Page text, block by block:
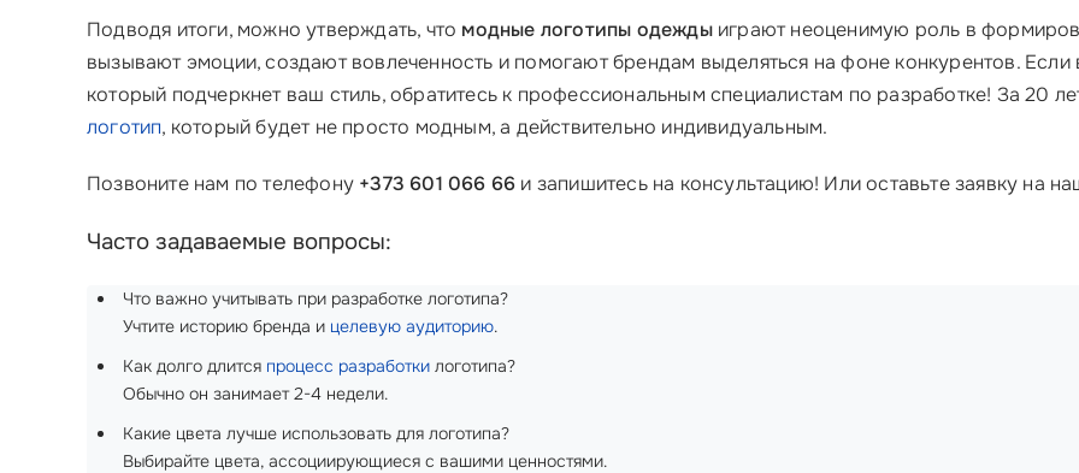
Подводя итоги, можно утверждать, что модные логотипы одеждыиграют неоценимую роль в
вызывают эмоции, создают вовлеченность и помогают брендам выделяться на фоне конкурентов. Если
который подчеркнет ваш стиль, обратитесь к профессиональным специалистам по разработке! За 20
логотип, который будет не просто модным, а действительно индивидуальным.
Позвоните нам по телефону +373 601 066 66 и запишитесь на консультацию! Или оставьте заявку на
Часто задаваемые вопросы:
Что важно учитывать при разработке логотипа?
Учтите историю бренда и целевую аудиторию.
Как долго длится процесс разработки логотипа?
Обычно он занимает 2-4 недели.
Какие цвета лучше использовать для логотипа?
Выбирайте цвета, ассоциирующиеся с вашими ценностями.